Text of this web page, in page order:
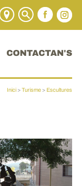
CONTACTAN'S
Inici > Turisme > Escultures